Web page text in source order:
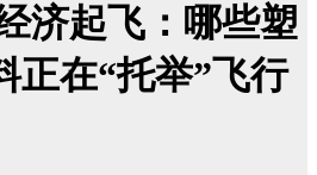
济起飞：哪些塑
正在“托举”飞行